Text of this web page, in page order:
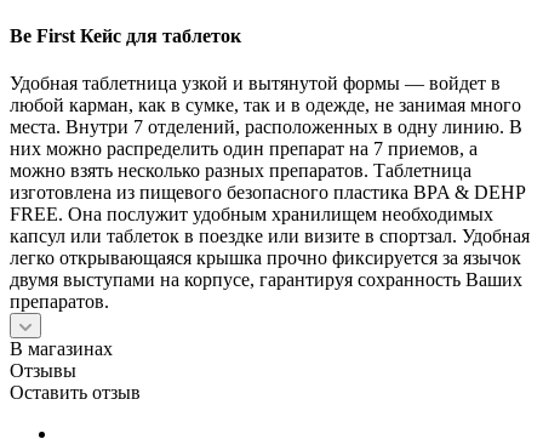
Be First Кейс для таблеток
Удобная таблетница узкой и вытянутой формы — войдет в
любой карман, как в сумке, так и в одежде, не занимая много
места. Внутри 7 отделений, расположенных в одну линию. В
них можно распределить один препарат на 7 приемов, а
можно взять несколько разных препаратов. Таблетница
изготовлена из пищевого безопасного пластика BPA & DEHP
FREE. Она послужит удобным хранилищем необходимых
капсул или таблеток в поездке или визите в спортзал. Удобная
легко открывающаяся крышка прочно фиксируется за язычок
двумя выступами на корпусе, гарантируя сохранность Ваших
препаратов.
В магазинах
Отзывы
Оставить отзыв